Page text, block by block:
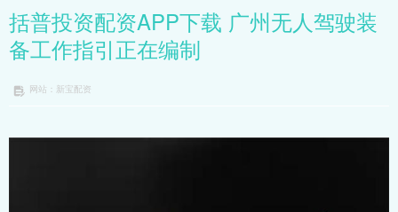
括普投资配资APP下载 广州无人驾驶装
备工作指引正在编制
网站：新宝配资